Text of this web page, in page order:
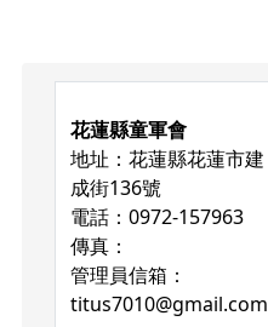
頁尾區域內容
花蓮縣童軍會
地址：花蓮縣花蓮市建
成街136號
電話：0972-157963
傳真：
管理員信箱：
titus7010@gmail.com